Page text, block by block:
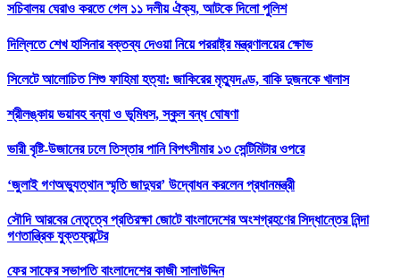
সচিবালয় ঘেরাও করতে গেল ১১ দলীয় ঐক্য, আটকে দিলো পুলিশ
দিল্লিতে শেখ হাসিনার বক্তব্য দেওয়া নিয়ে পররাষ্ট্র মন্ত্রণালয়ের ক্ষোভ
সিলেটে আলোচিত শিশু ফাহিমা হত্যা: জাকিরের মৃত্যুদণ্ড, বাকি দুজনকে খালাস
শ্রীলঙ্কায় ভয়াবহ বন্যা ও ভূমিধস, স্কুল বন্ধ ঘোষণা
ভারী বৃষ্টি-উজানের ঢলে তিস্তার পানি বিপৎসীমার ১৩ সেন্টিমিটার ওপরে
‘জুলাই গণঅভ্যুত্থান স্মৃতি জাদুঘর’ উদ্বোধন করলেন প্রধানমন্ত্রী
সৌদি আরবের নেতৃত্বে প্রতিরক্ষা জোটে বাংলাদেশের অংশগ্রহণের সিদ্ধান্তের নিন্দা
গণতান্ত্রিক যুক্তফ্রন্টের
ফের সাফের সভাপতি বাংলাদেশের কাজী সালাউদ্দিন